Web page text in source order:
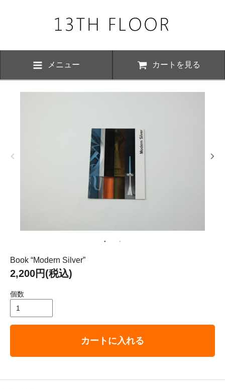
メニュー カートを見る
Book “Modern Silver”
2,200円(税込)
個数
カートに入れる
下記の期間につきまして夏季休業とさせていただきます。 期間中は
ただけますが、ご対応が8月17日以降にさせていただく場合がござい
平成29年8月11日（金）－ 8月16日（水）
ホーム＆インテリア